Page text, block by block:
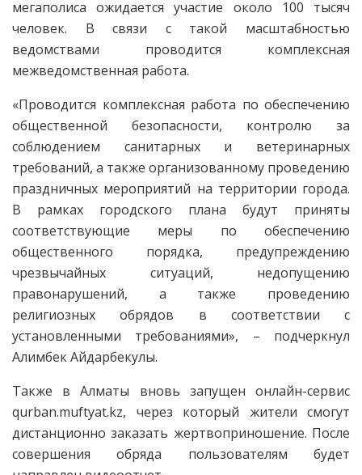
мегаполиса ожидается участие около 100 тысяч
человек. В связи с такой масштабностью
ведомствами проводится комплексная
межведомственная работа.
«Проводится комплексная работа по обеспечению
общественной безопасности, контролю за
соблюдением санитарных и ветеринарных
требований, а также организованному проведению
праздничных мероприятий на территории города.
В рамках городского плана будут приняты
соответствующие меры по обеспечению
общественного порядка, предупреждению
чрезвычайных ситуаций, недопущению
правонарушений, а также проведению
религиозных обрядов в соответствии с
установленными требованиями», – подчеркнул
Алимбек Айдарбекулы.
Также в Алматы вновь запущен онлайн-сервис
qurban.muftyat.kz, через который жители смогут
дистанционно заказать жертвоприношение. После
совершения обряда пользователям будет